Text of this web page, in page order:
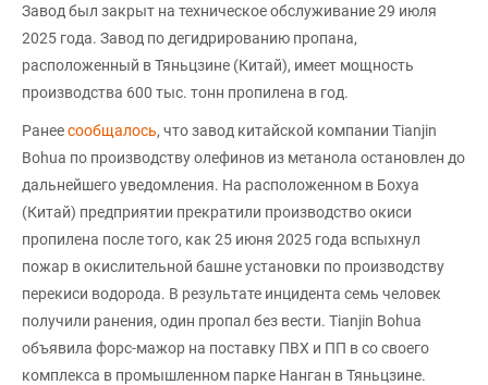
Завод был закрыт на техническое обслуживание 29 июля
2025 года. Завод по дегидрированию пропана,
расположенный в Тяньцзине (Китай), имеет мощность
производства 600 тыс. тонн пропилена в год.
Ранеесообщалось, что завод китайской компании Tianjin
Bohua по производству олефинов из метанола остановлен до
дальнейшего уведомления. На расположенном в Бохуа
(Китай) предприятии прекратили производство окиси
пропилена после того, как 25 июня 2025 года вспыхнул
пожар в окислительной башне установки по производству
перекиси водорода. В результате инцидента семь человек
получили ранения, один пропал без вести. Tianjin Bohua
объявила форс-мажор на поставку ПВХ и ПП в со своего
комплекса в промышленном парке Нанган в Тяньцзине.